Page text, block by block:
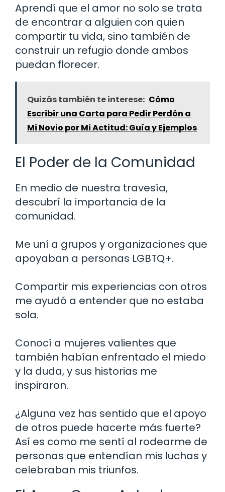
Aprendí que el amor no solo se trata
de encontrar a alguien con quien
compartir tu vida, sino también de
construir un refugio donde ambos
puedan florecer.
Quizás también te interese: Cómo
Escribir una Carta para Pedir Perdón a
Mi Novio por Mi Actitud: Guía y Ejemplos
El Poder de la Comunidad
En medio de nuestra travesía,
descubrí la importancia de la
comunidad.
Me uní a grupos y organizaciones que
apoyaban a personas LGBTQ+.
Compartir mis experiencias con otros
me ayudó a entender que no estaba
sola.
Conocí a mujeres valientes que
también habían enfrentado el miedo
y la duda, y sus historias me
inspiraron.
¿Alguna vez has sentido que el apoyo
de otros puede hacerte más fuerte?
Así es como me sentí al rodearme de
personas que entendían mis luchas y
celebraban mis triunfos.